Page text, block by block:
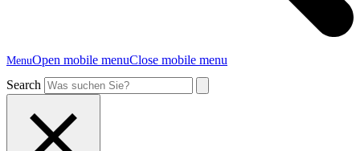
MenuOpen mobile menuClose mobile menu
Search